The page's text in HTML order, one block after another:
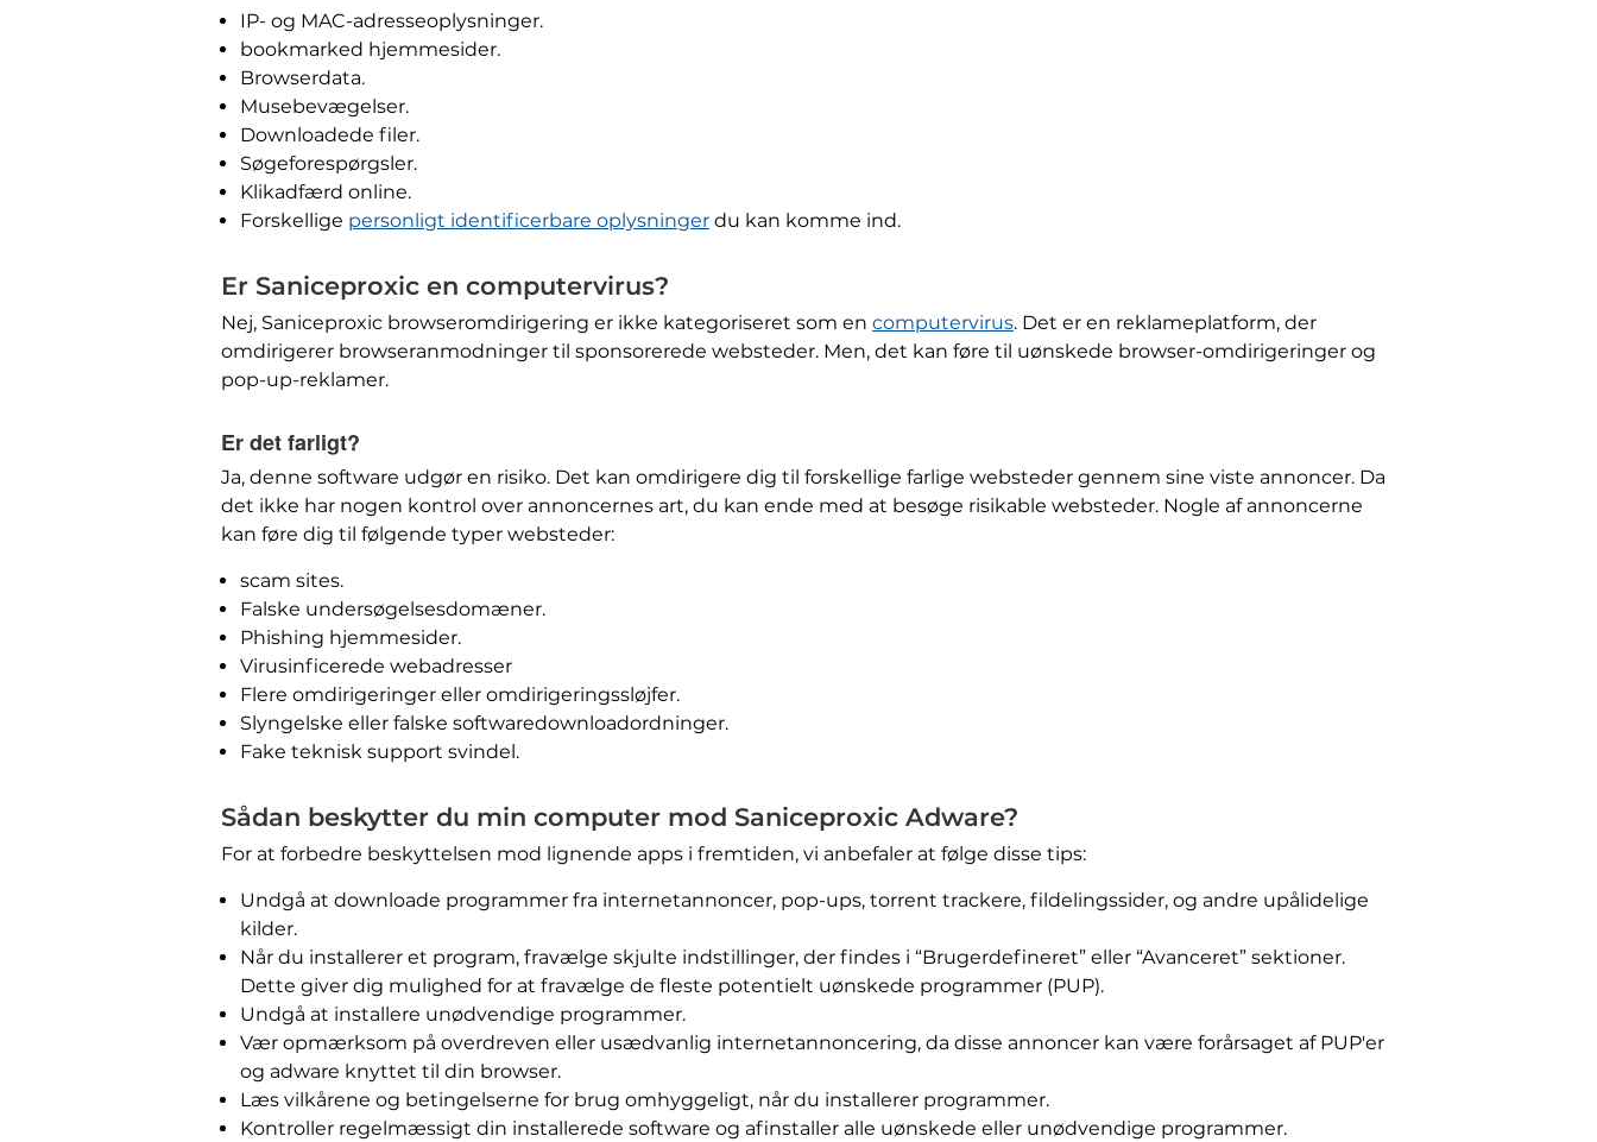
IP- og MAC-adresseoplysninger.
bookmarked hjemmesider.
Browserdata.
Musebevægelser.
Downloadede filer.
Søgeforespørgsler.
Klikadfærd online.
Forskellige personligt identificerbare oplysninger du kan komme ind.
Er Saniceproxic en computervirus?
Nej, Saniceproxic browseromdirigering er ikke kategoriseret som en computervirus. Det er en reklameplatform, der
omdirigerer browseranmodninger til sponsorerede websteder. Men, det kan føre til uønskede browser-omdirigeringer og
pop-up-reklamer.
Er det farligt?
Ja, denne software udgør en risiko. Det kan omdirigere dig til forskellige farlige websteder gennem sine viste annoncer. Da
det ikke har nogen kontrol over annoncernes art, du kan ende med at besøge risikable websteder. Nogle af annoncerne
kan føre dig til følgende typer websteder:
scam sites.
Falske undersøgelsesdomæner.
Phishing hjemmesider.
Virusinficerede webadresser
Flere omdirigeringer eller omdirigeringssløjfer.
Slyngelske eller falske softwaredownloadordninger.
Fake teknisk support svindel.
Sådan beskytter du min computer mod Saniceproxic Adware?
For at forbedre beskyttelsen mod lignende apps i fremtiden, vi anbefaler at følge disse tips:
Undgå at downloade programmer fra internetannoncer, pop-ups, torrent trackere, fildelingssider, og andre upålidelige
kilder.
Når du installerer et program, fravælge skjulte indstillinger, der findes i “Brugerdefineret” eller “Avanceret” sektioner.
Dette giver dig mulighed for at fravælge de fleste potentielt uønskede programmer (PUP).
Undgå at installere unødvendige programmer.
Vær opmærksom på overdreven eller usædvanlig internetannoncering, da disse annoncer kan være forårsaget af PUP'er
og adware knyttet til din browser.
Læs vilkårene og betingelserne for brug omhyggeligt, når du installerer programmer.
Kontroller regelmæssigt din installerede software og afinstaller alle uønskede eller unødvendige programmer.